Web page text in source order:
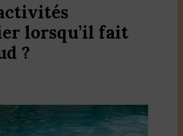
lorsqu’il fait
?